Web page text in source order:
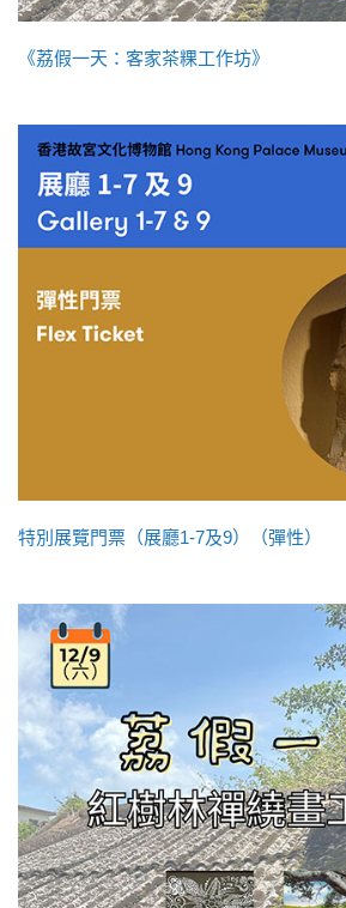
《荔假一天：客家茶粿工作坊》
特別展覽門票（展廳1-7及9）（彈性）